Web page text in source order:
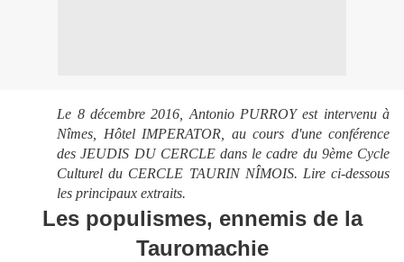
Le 8 décembre 2016, Antonio PURROY est intervenu à
Nîmes, Hôtel IMPERATOR, au cours d'une conférence
des JEUDIS DU CERCLE dans le cadre du 9ème Cycle
Culturel du CERCLE TAURIN NÎMOIS. Lire ci-dessous
les principaux extraits.
Les populismes, ennemis de la
Tauromachie